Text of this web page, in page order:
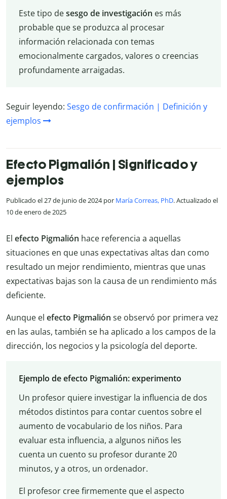
Este tipo desesgo de investigación es más
probable que se produzca al procesar
información relacionada con temas
emocionalmente cargados, valores o creencias
profundamente arraigadas.
Seguir leyendo: Sesgo de confirmación | Definición y
ejemplos
Efecto Pigmalión | Significado y
ejemplos
Publicado el 27 de junio de 2024 por María Correas, PhD. Actualizado el
10 de enero de 2025
El efecto Pigmalión hace referencia a aquellas
situaciones en que unas expectativas altas dan como
resultado un mejor rendimiento, mientras que unas
expectativas bajas son la causa de un rendimiento más
deficiente.
Aunque el efecto Pigmalión se observó por primera vez
en las aulas, también se ha aplicado a los campos de la
dirección, los negocios y la psicología del deporte.
Ejemplo de efecto Pigmalión: experimento
Un profesor quiere investigar la influencia de dos
métodos distintos para contar cuentos sobre el
aumento de vocabulario de los niños. Para
evaluar esta influencia, a algunos niños les
cuenta un cuento su profesor durante 20
minutos, y a otros, un ordenador.
El profesor cree firmemente que el aspecto